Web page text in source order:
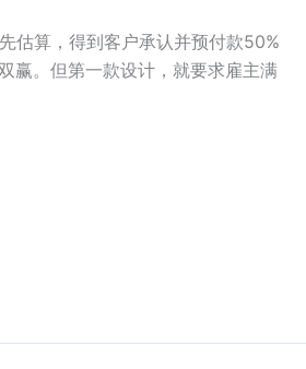
估算，得到客户承认并预付款50%
赢。但第一款设计，就要求雇主满